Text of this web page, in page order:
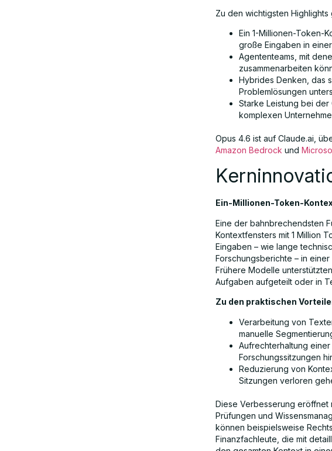
Zu den wichtigsten Highlights
Ein 1-Millionen-Token-
große Eingaben in
Agententeams, mit
zusammenarbeiten
Hybrides Denken, das
Problemlösungen
Starke Leistung bei
komplexen
Opus 4.6 ist auf Claude.ai,
Amazon Bedrock und
Ein-Millionen-Token-
Eine der bahnbrechendsten
Kontextfensters mit 1 Million
Eingaben – wie lange
Forschungsberichte – in
Frühere Modelle
Aufgaben aufgeteilt oder in
Zu den praktischen
Verarbeitung von
manuelle
Aufrechterhaltung
Forschungssitzungen
Reduzierung von
Sitzungen verloren
Diese Verbesserung eröffnet
Prüfungen und
können beispielsweise
Finanzfachleute, die mit